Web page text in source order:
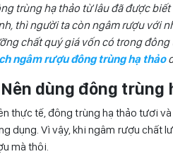
trùng hạ thảo từ lâu đã được
thì người ta còn ngâm rượu với
chất quý giá vốn có trong đông
ngâm rượu đông trùng hạ thảo
Nên dùng đông
thực tế, đông trùng hạ thảo tươi
dụng. Vì vậy, khi ngâm rượu chất
mà thôi.